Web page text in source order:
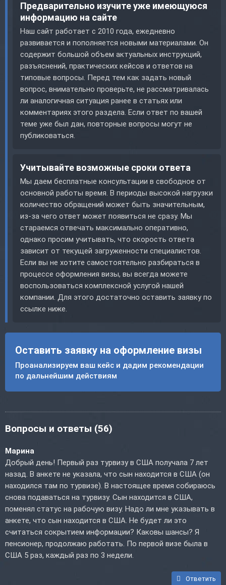
Предварительно изучите уже имеющуюся
информацию на сайте
Наш сайт работает с 2010 года, ежедневно
развивается и пополняется новыми материалами. Он
содержит большой объем актуальных инструкций,
разъяснений, практических кейсов и ответов на
типовые вопросы. Перед тем как задать новый
вопрос, внимательно проверьте, не рассматривалась
ли аналогичная ситуация ранее в статьях или
комментариях этого раздела. Если ответ по вашей
теме уже был дан, повторные вопросы могут не
публиковаться.
Учитывайте возможные сроки ответа
Мы даем бесплатные консультации в свободное от
основной работы время. В периоды высокой нагрузки
количество обращений может быть значительным,
из-за чего ответ может появиться не сразу. Мы
стараемся отвечать максимально оперативно,
однако просим учитывать, что скорость ответа
зависит от текущей загруженности специалистов.
Если вы не хотите самостоятельно разбираться в
процессе оформления визы, вы всегда можете
воспользоваться комплексной услугой нашей
компании. Для этого достаточно оставить заявку по
ссылке ниже.
Оставить заявку на оформление визы
Проанализируем ваш кейс и дадим рекомендации
по дальнейшим действиям
Вопросы и ответы (56)
Марина
Добрый день! Первый раз турвизу в США получала 7 лет
назад. В анкете не указала, что сын находится в США (он
находился там по турвизе). В настоящее время собираюсь
снова подаваться на турвизу. Сын находится в США,
поменял статус на рабочую визу. Надо ли мне указывать в
анкете, что сын находится в США. Не будет ли это
считаться сокрытием информации? Каковы шансы? Я
пенсионер, продолжаю работать. По первой визе была в
США 5 раз, каждый раз по 3 недели.
Ответить